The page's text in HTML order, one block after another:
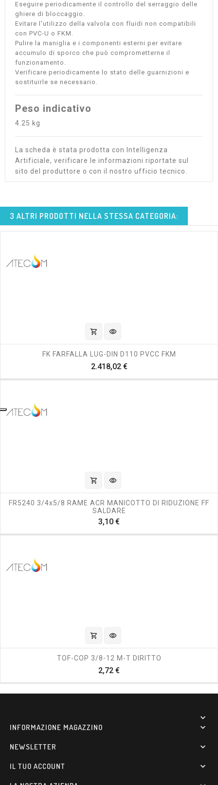
Eseguire periodicamente il controllo del serraggio delle
ghiere di bloccaggio.
Evitare l'utilizzo della valvola con fluidi non compatibili
con PVC-U o FKM.
Pulire la maniglia e i componenti esterni per evitare
accumulo di sporco che può comprometterne il
funzionamento.
Verificare periodicamente lo stato delle guarnizioni e
sostituirle se necessario.
Peso indicativo
4.25 kg
La scheda è stata prodotta con Intelligenza
Artificiale, verificare le informazioni riportate sul
sito del produttore o con il nostro ufficio tecnico.
3 ALTRI PRODOTTI NELLA STESSA CATEGORIA:
shopping_cart visibility
FK FARFALLA LUG-DIN D110 PVCC FKM
2.418,02 €Prezzo
shopping_cart visibility
FR5240 3/4x5/8 RAME ACR MANICOTTO DI RIDUZIONE FF
SALDARE
3,10 €Prezzo
shopping_cart visibility
TOF-COP 3/8-12 M-T DIRITTO
2,72 €Prezzo

INFORMAZIONE MAGAZZINO 
NEWSLETTER 
IL TUO ACCOUNT 